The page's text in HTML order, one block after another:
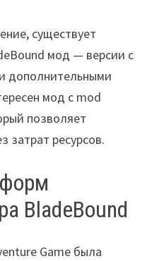
существует
мод — версии с
дополнительными
мод с mod
позволяет
затрат ресурсов.
BladeBound
Game была